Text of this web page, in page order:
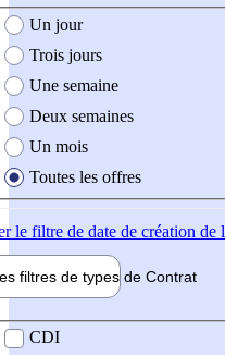
création de l'offre
Un jour
Trois jours
Une semaine
Deux semaines
Un mois
Toutes les offres
le filtre de date de création de
filtres de types de Contrat
contrat
CDI